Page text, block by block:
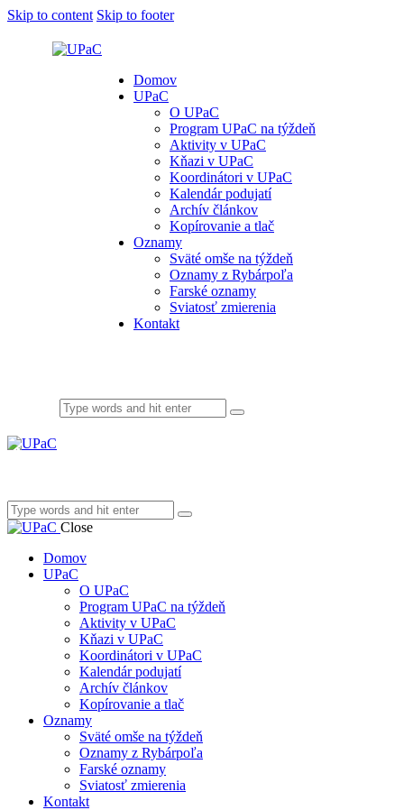
Skip to content Skip to footer
Domov
UPaC
O UPaC
Program UPaC na týždeň
Aktivity v UPaC
Kňazi v UPaC
Koordinátori v UPaC
Kalendár podujatí
Archív článkov
Kopírovanie a tlač
Oznamy
Sväté omše na týždeň
Oznamy z Rybárpoľa
Farské oznamy
Sviatosť zmierenia
Kontakt
Close
Domov
UPaC
O UPaC
Program UPaC na týždeň
Aktivity v UPaC
Kňazi v UPaC
Koordinátori v UPaC
Kalendár podujatí
Archív článkov
Kopírovanie a tlač
Oznamy
Sväté omše na týždeň
Oznamy z Rybárpoľa
Farské oznamy
Sviatosť zmierenia
Kontakt